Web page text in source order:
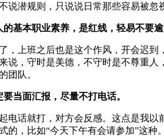
说潜规则，只说说日常那些容易被忽
基本职业素养，是红线，轻易不要逾
，上班之后也是这个作风，开会迟
说，守时是美德，不守时是不尊重
团队。
当面汇报，尽量不打电话。
电话就打，对方会反感。这点是我
，比如“今天下午有会请参加”这种。